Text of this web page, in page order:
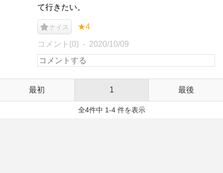
て行きたい。
ナイス ★4
コメント(0) 2020/10/09
最初 1 最後
全4件中 1-4 件を表示